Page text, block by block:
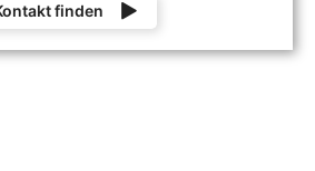
finden